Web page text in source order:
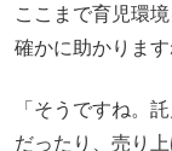
ここまで育児環
確かに助かります
「そうですね。
だったり、売り